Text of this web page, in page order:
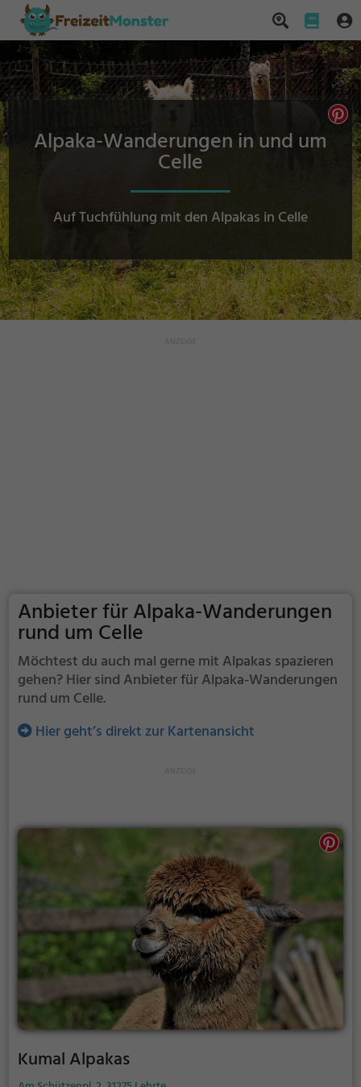
Alpaka-Wanderungen in und um
Celle
Auf Tuchfühlung mit den Alpakas in Celle
Anbieter für Alpaka-Wanderungen
rund um Celle
Möchtest du auch mal gerne mit Alpakas spazieren
gehen? Hier sind Anbieter für Alpaka-Wanderungen
rund um Celle.
Hier geht’s direkt zur Kartenansicht
Kumal Alpakas